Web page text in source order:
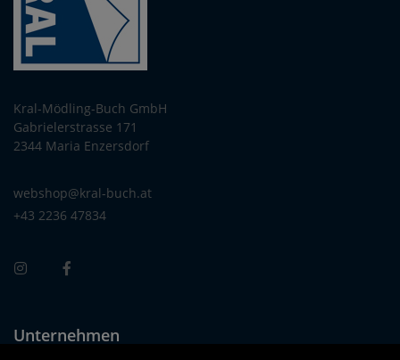
Kral-Mödling-Buch GmbH
Gabrielerstrasse 171
2344 Maria Enzersdorf
webshop@kral-buch.at
+43 2236 47834
Unternehmen